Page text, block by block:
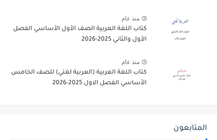
منذ عام
كتاب اللغة العربية الصف الأول الأساسي الفصل
الأول والثاني 2025-2026
منذ عام
كتاب اللغة العربية (العربية لغتي) للصف الخامس
الأساسي الفصل الاول 2025-2026
المتابعون